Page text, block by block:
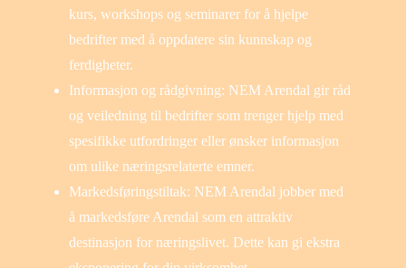
kurs, workshops og seminarer for å hjelpe
bedrifter med å oppdatere sin kunnskap og
ferdigheter.
Informasjon og rådgivning: NEM Arendal gir råd
og veiledning til bedrifter som trenger hjelp med
spesifikke utfordringer eller ønsker informasjon
om ulike næringsrelaterte emner.
Markedsføringstiltak: NEM Arendal jobber med
å markedsføre Arendal som en attraktiv
destinasjon for næringslivet. Dette kan gi ekstra